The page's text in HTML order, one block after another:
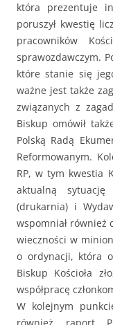
która prezentuje
poruszył kwestię
pracowników
sprawozdawczym.
które stanie się
ważne jest także
związanych z
Biskup omówił
Polską Radą
Reformowanym.
RP, w tym kwestia
aktualną sytuację
(drukarnia) i
wspomniał również
wieczności w
o ordynacji, która
Biskup Kościoła
współpracę
W kolejnym